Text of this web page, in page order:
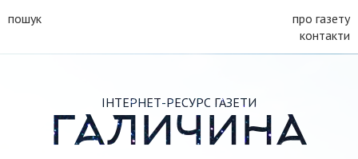
пошук
про газету
контакти
ІНТЕРНЕТ-РЕСУРС ГАЗЕТИ
ГАЛИЧИНА